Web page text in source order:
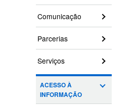
Comunicação
Parcerias
Serviços
ACESSO À
INFORMAÇÃO